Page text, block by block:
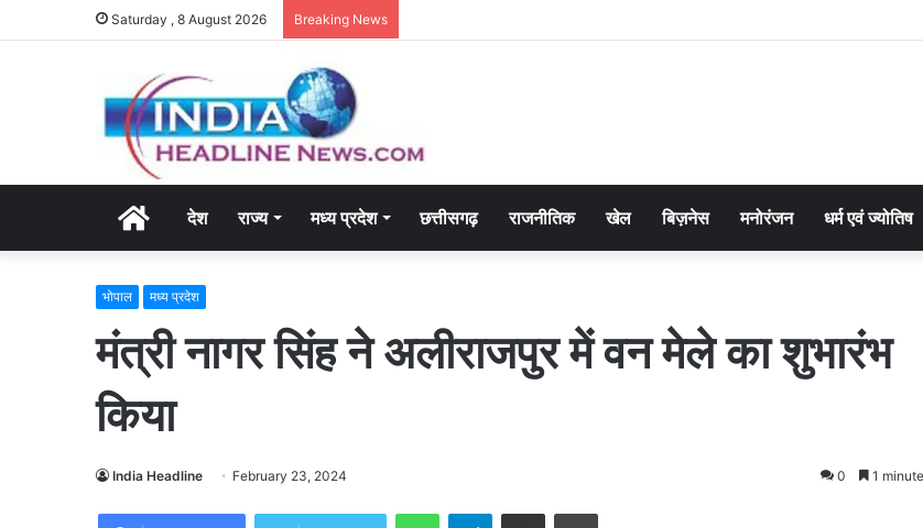
Saturday , 8 August 2026 Breaking News
Homeदेश राज्य मध्य प्रदेश छत्तीसगढ़ राजनीतिक खेल बिज़नेस मनोरंजन धर्म एवं ज्योतिष
भोपाल मध्य प्रदेश
मंत्री नागर सिंह ने अलीराजपुर में वन मेले का शुभारंभ
किया
India Headline February 23, 2024 0 1
WhatsAppTelegramShare via Email Print